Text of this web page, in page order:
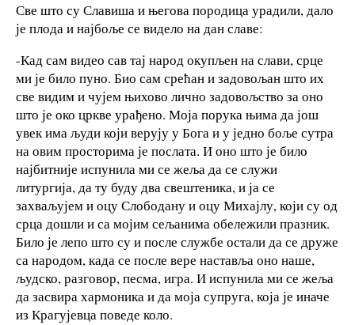
Све што су Славиша и његова породица урадили, дало
је плода и најбоље се видело на дан славе:
-Кад сам видео сав тај народ окупљен на слави, срце
ми је било пуно. Био сам срећан и задовољан што их
све видим и чујем њихово лично задовољство за оно
што је око цркве урађено. Моја порука њима да још
увек има људи који верују у Бога и у једно боље сутра
на овим просторима је послата. И оно што је било
најбитније испунила ми се жеља да се служи
литургија, да ту буду два свештеника, и ја се
захваљујем и оцу Слободану и оцу Михајлу, који су од
срца дошли и са мојим сељанима обележили празник.
Било је лепо што су и после службе остали да се друже
са народом, када се после вере наставља оно наше,
људско, разговор, песма, игра. И испунила ми се жеља
да засвира хармоника и да моја супруга, која је иначе
из Крагујевца поведе коло.